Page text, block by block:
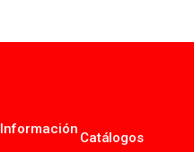
Información
Catálogos